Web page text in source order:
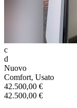
c
d
Nuovo
Comfort, Usato
42.500,00 €
42.500,00 €